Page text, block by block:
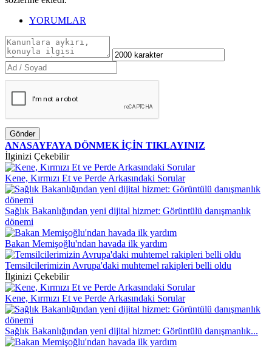
YORUMLAR
Gönder
ANASAYFAYA DÖNMEK İÇİN TIKLAYINIZ
İlginizi Çekebilir
Kene, Kırmızı Et ve Perde Arkasındaki Sorular
Sağlık Bakanlığından yeni dijital hizmet: Görüntülü danışmanlık
dönemi
Bakan Memişoğlu'ndan havada ilk yardım
Temsilcilerimizin Avrupa'daki muhtemel rakipleri belli oldu
İlginizi Çekebilir
Kene, Kırmızı Et ve Perde Arkasındaki Sorular
Sağlık Bakanlığından yeni dijital hizmet: Görüntülü danışmanlık...